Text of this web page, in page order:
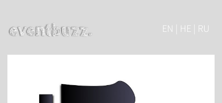
EN | HE | RU